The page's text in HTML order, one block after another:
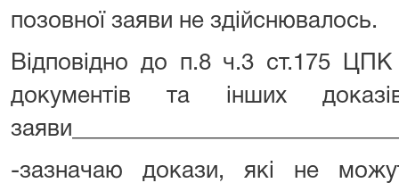
позовної заяви не здійснювалось.
Відповідно до п.8 ч.3 ст.175 ЦПК
документів та інших
-зазначаю докази, які не